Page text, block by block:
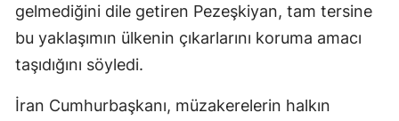
gelmediğini dile getiren Pezeşkiyan, tam tersine
bu yaklaşımın ülkenin çıkarlarını koruma amacı
taşıdığını söyledi.
İran Cumhurbaşkanı, müzakerelerin halkın